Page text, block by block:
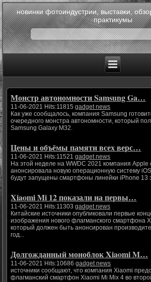
новинки фотоиндустрии, выставки,
практикумы
Монстр автономности Samsung Ga…
11-06-2021 Hits:11815gadget news
Как уже сообщалось, компания Samsung
очередного монстра автономности, который
Samsung Galaxy M32.
Цены и объёмы памяти всех верс…
11-06-2021 Hits:11521gadget news
На этой неделе на WWDC 2021 компания
анонсировала новую операционную систему
Xiaomi Mi 12 показали на первы…
11-06-2021 Hits:11303gadget news
Китайские источники опубликовали первые
изображения нового флагманского смартфона
который должен быть анонсирован
год...
Долгожданный моноблок Xiaomi M…
11-06-2021 Hits:10686gadget news
источники сообщают, что компания Xiaomi
флагманский смартфон Xiaomi Mi Mix 4 во